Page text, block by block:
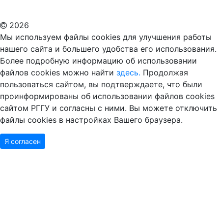
2026
Мы используем файлы cookies для улучшения работы
нашего сайта и большего удобства его использования.
Более подробную информацию об использовании
файлов cookies можно найти здесь. Продолжая
пользоваться сайтом, вы подтверждаете, что были
проинформированы об использовании файлов cookies
сайтом РГГУ и согласны с ними. Вы можете отключить
файлы cookies в настройках Вашего браузера.
Я согласен